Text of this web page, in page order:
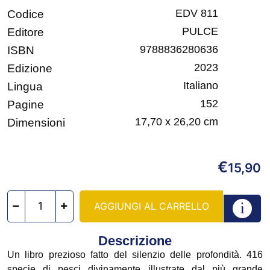
Codice EDV 811
Editore PULCE
ISBN 9788836280636
Edizione 2023
Lingua Italiano
Pagine 152
Dimensioni 17,70 x 26,20 cm
€15,90
AGGIUNGI AL CARRELLO
Descrizione
Un libro prezioso fatto del silenzio delle profondità. 416